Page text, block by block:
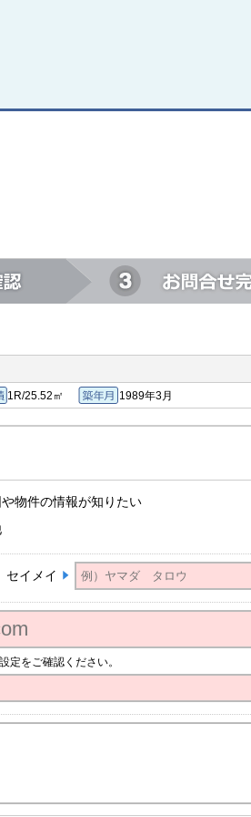
間取り/専有面積
1R/25.52㎡ 築年月
1989年3月
物件の情報が知りたい
セイメイ
定をご確認ください。